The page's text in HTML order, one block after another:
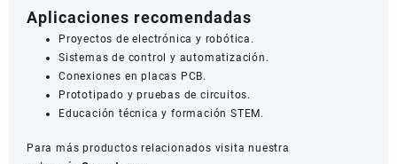
Aplicaciones recomendadas
Proyectos de electrónica y robótica.
Sistemas de control y automatización.
Conexiones en placas PCB.
Prototipado y pruebas de circuitos.
Educación técnica y formación STEM.
Para más productos relacionados visita nuestra